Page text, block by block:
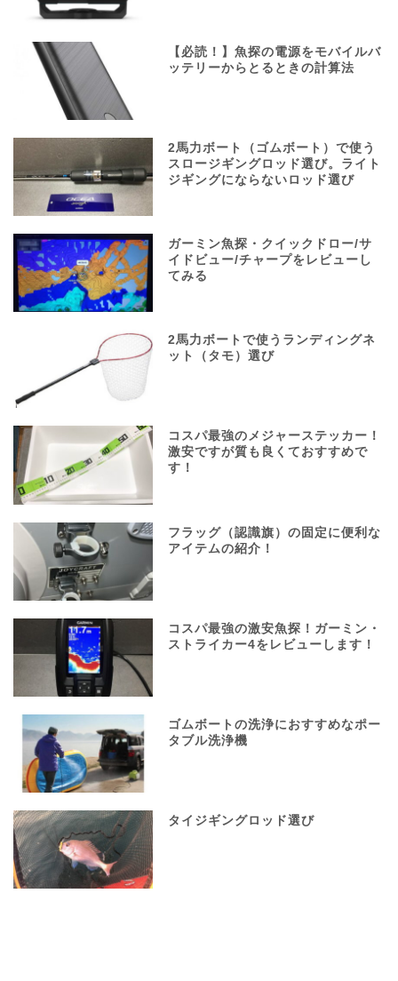
【必読！】魚探の電源をモバイルバ
ッテリーからとるときの計算法
2馬力ボート（ゴムボート）で使う
スロージギングロッド選び。ライト
ジギングにならないロッド選び
ガーミン魚探・クイックドロー/サ
イドビュー/チャープをレビューし
てみる
2馬力ボートで使うランディングネ
ット（タモ）選び
コスパ最強のメジャーステッカー！
激安ですが質も良くておすすめで
す！
フラッグ（認識旗）の固定に便利な
アイテムの紹介！
コスパ最強の激安魚探！ガーミン・
ストライカー4をレビューします！
ゴムボートの洗浄におすすめなポー
タブル洗浄機
タイジギングロッド選び